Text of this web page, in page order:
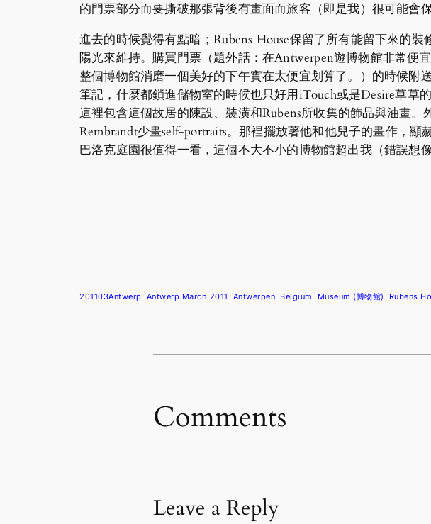
的門票部分而要撕破那張背後有畫面而旅客（即是我）很可能會保
進去的時候覺得有點暗；Rubens House保留了所有能留下來的
陽光來維持。購買門票（題外話：在Antwerpen遊博物館非常便
整個博物館消磨一個美好的下午實在太便宜划算了。）的時候
筆記，什麼都鎖進儲物室的時候也只好用iTouch或是Desire草草
這裡包含這個故居的陳設、裝潢和Rubens所收集的飾品與油畫
Rembrandt少畫self-portraits。那裡擺放著他和他兒子的畫作，
巴洛克庭園很值得一看，這個不大不小的博物館超出我（錯誤想
201103Antwerp Antwerp March 2011 Antwerpen Belgium Museum (博物館) Rubens
Comments
Leave a Reply